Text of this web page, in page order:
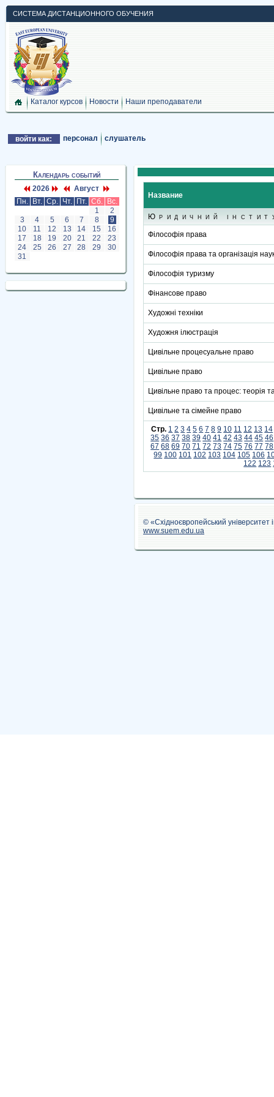
СИСТЕМА ДИСТАНЦИОННОГО ОБУЧЕНИЯ
Каталог курсов Новости Наши преподаватели
войти как: персонал слушатель
Календарь событий
2026
Август
Пн.
Вт. Ср. Чт. Пт. Сб.
Вс.
1
2
3
4 5 6 7 8
9
10
11 12 13 14 15
16
17
18 19 20 21 22
23
24
25 26 27 28 29
30
31
Название
Юридичний
Філософія права
Філософія права та організація
Філософія туризму
Фінансове право
Художні техніки
Художня ілюстрація
Цивільне процесуальне право
Цивільне право
Цивільне право та процес: теорія
Цивільне та сімейне право
Стр. 1 2 3 4 5 6 7 8 9 10 11 12 13 14
35 36 37 38 39 40 41 42 43 44 45 46
67 68 69 70 71 72 73 74 75 76 77 78
99 100 101 102 103 104 105 106
122 123
© «Східноєвропейський
www.suem.edu.ua